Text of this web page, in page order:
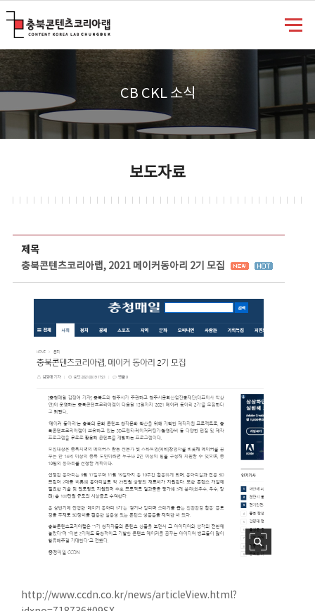
CB CKL 소식
보도자료
제목
충북콘텐츠코리아랩, 2021 메이커동아리 2기 모집
http://www.ccdn.co.kr/news/articleView.html?